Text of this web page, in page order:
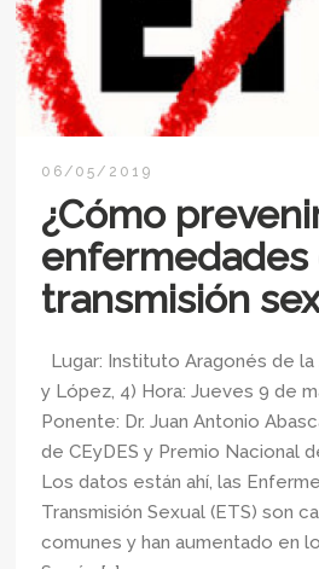
06/05/2019
¿Cómo
enfermedades
transmisión
Lugar: Instituto Aragonés de
y López, 4) Hora: Jueves 9 de
Ponente: Dr. Juan Antonio
de CEyDES y Premio Nacional
Los datos están ahí, las
Transmisión Sexual (ETS) son
comunes y han aumentado en